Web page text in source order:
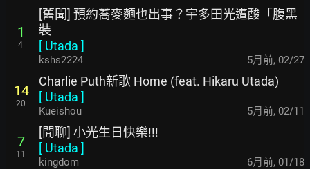
1
4
[舊聞] 預約蕎麥麵也出事？宇多田光遭酸「腹黑
裝
[ Utada ]
kshs2224 5月前, 02/27
14
20
Charlie Puth新歌 Home (feat. Hikaru Utada)
[ Utada ]
Kueishou 5月前, 02/11
7
11
[閒聊] 小光生日快樂!!!
[ Utada ]
kingdom 6月前, 01/18